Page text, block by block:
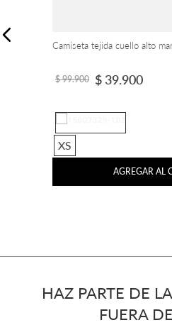
$ 99.900 $ 39.900
XS
AGREGAR AL
HAZ PARTE DE
FUERA